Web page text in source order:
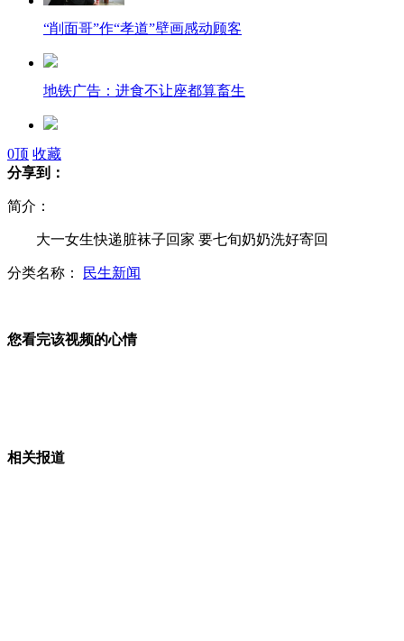
“削面哥”作“孝道”壁画感动顾客
地铁广告：进食不让座都算畜生
5只小猫一起摆头 像跳集体舞
手机失而复得 对方索要“谢金”1500元
C罗献绝杀 皇马喜迎欧冠百胜
0顶 收藏
分享到：
简介：
大一女生快递脏袜子回家 要七旬奶奶洗好寄回
分类名称： 民生新闻
您看完该视频的心情
相关报道